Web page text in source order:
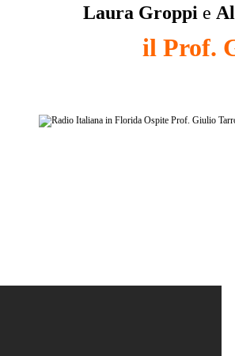
Laura Groppi e
il Prof.